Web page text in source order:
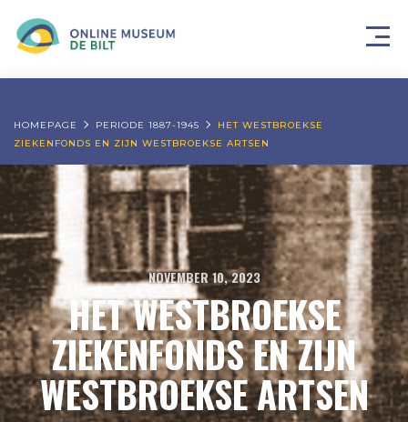
HOMEPAGE PERIODE 1887-1945
HET WESTBROEKSE
ZIEKENFONDS EN ZIJN WESTBROEKSE ARTSEN
NOVEMBER 10, 2023
HET WESTBROEKSE
ZIEKENFONDS EN ZIJN
WESTBROEKSE ARTSEN